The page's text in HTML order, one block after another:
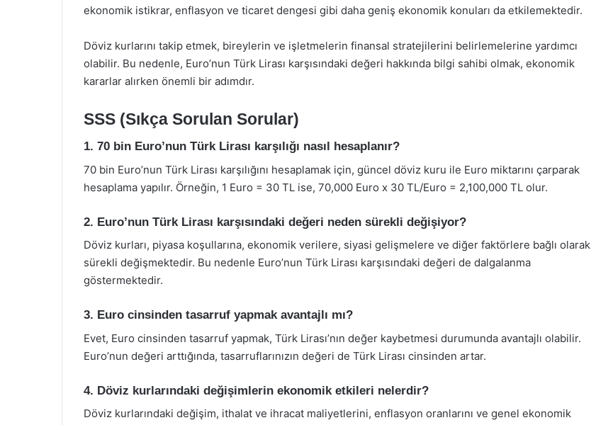
ekonomik istikrar, enflasyon ve ticaret dengesi gibi daha geniş ekonomik konuları da etkilemektedir.
Döviz kurlarını takip etmek, bireylerin ve işletmelerin finansal stratejilerini belirlemelerine yardımcı
olabilir. Bu nedenle, Euro’nun Türk Lirası karşısındaki değeri hakkında bilgi sahibi olmak, ekonomik
kararlar alırken önemli bir adımdır.
SSS (Sıkça Sorulan Sorular)
1. 70 bin Euro’nun Türk Lirası karşılığı nasıl hesaplanır?
70 bin Euro’nun Türk Lirası karşılığını hesaplamak için, güncel döviz kuru ile Euro miktarını çarparak
hesaplama yapılır. Örneğin, 1 Euro = 30 TL ise, 70,000 Euro x 30 TL/Euro = 2,100,000 TL olur.
2. Euro’nun Türk Lirası karşısındaki değeri neden sürekli değişiyor?
Döviz kurları, piyasa koşullarına, ekonomik verilere, siyasi gelişmelere ve diğer faktörlere bağlı olarak
sürekli değişmektedir. Bu nedenle Euro’nun Türk Lirası karşısındaki değeri de dalgalanma
göstermektedir.
3. Euro cinsinden tasarruf yapmak avantajlı mı?
Evet, Euro cinsinden tasarruf yapmak, Türk Lirası’nın değer kaybetmesi durumunda avantajlı olabilir.
Euro’nun değeri arttığında, tasarruflarınızın değeri de Türk Lirası cinsinden artar.
4. Döviz kurlarındaki değişimlerin ekonomik etkileri nelerdir?
Döviz kurlarındaki değişim, ithalat ve ihracat maliyetlerini, enflasyon oranlarını ve genel ekonomik